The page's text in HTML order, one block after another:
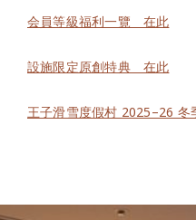
会員等級福利一覽 在此
設施限定原創特典 在此
王子滑雪度假村 2025–26